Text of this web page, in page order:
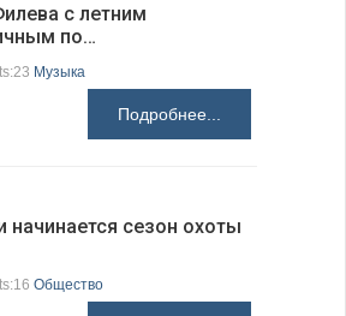
с летним
по…
Музыка
Подробнее...
начинается сезон охоты
Общество